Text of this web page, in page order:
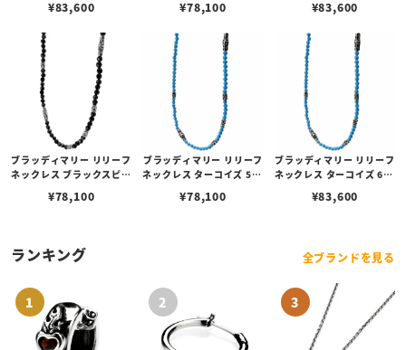
¥83,600 ¥78,100 ¥83,600
ブラッディマリー リリーフ
ネックレス ブラックスピネ
¥78,100
ブラッディマリー リリーフ
ネックレス ターコイズ 50c
¥78,100
ブラッディマリー リリーフ
ネックレス ターコイズ 60c
¥83,600
ランキング 全ブランドを見る